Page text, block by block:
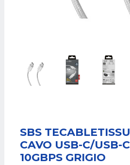
SBS
CAVO USB-C/USB-
10GBPS GRIGIO